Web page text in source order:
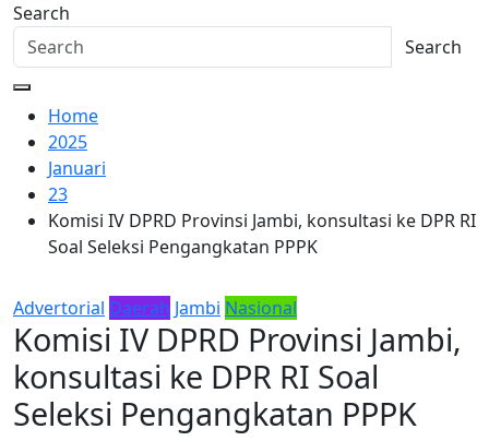
Search
Search
Home
2025
Januari
23
Komisi IV DPRD Provinsi Jambi, konsultasi ke DPR RI
Soal Seleksi Pengangkatan PPPK
Advertorial Daerah Jambi Nasional
Komisi IV DPRD Provinsi Jambi,
konsultasi ke DPR RI Soal
Seleksi Pengangkatan PPPK